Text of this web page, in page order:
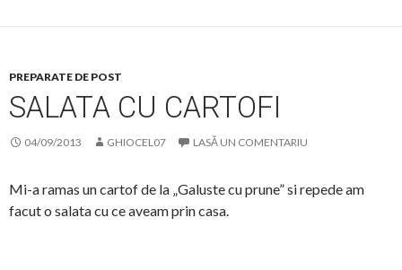
PREPARATE DE POST
SALATA CU CARTOFI
04/09/2013 GHIOCEL07 LASĂ UN COMENTARIU
Mi-a ramas un cartof de la „Galuste cu prune” si repede am
facut o salata cu ce aveam prin casa.